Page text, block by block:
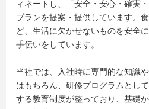
ィネートし、「安全・安心・確実
プランを提案・提供しています。
ど、生活に欠かせないものを安全
手伝いをしています。
当社では、入社時に専門的な知識
はもちろん、研修プログラムとし
する教育制度が整っており、基礎